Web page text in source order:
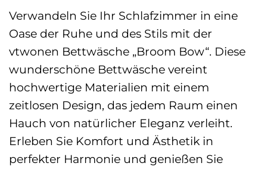
Verwandeln Sie Ihr Schlafzimmer in eine
Oase der Ruhe und des Stils mit der
vtwonen Bettwäsche „Broom Bow“. Diese
wunderschöne Bettwäsche vereint
hochwertige Materialien mit einem
zeitlosen Design, das jedem Raum einen
Hauch von natürlicher Eleganz verleiht.
Erleben Sie Komfort und Ästhetik in
perfekter Harmonie und genießen Sie